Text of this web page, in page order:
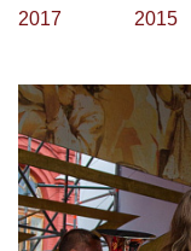
2017 2015